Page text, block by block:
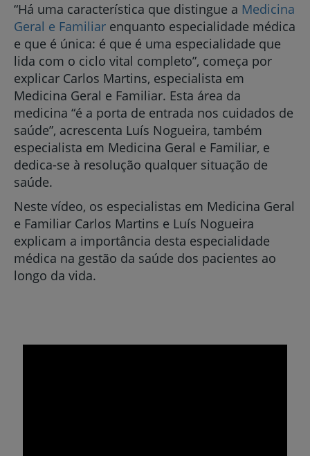
“Há uma característica que distingue a Medicina
Geral e Familiar enquanto especialidade médica
e que é única: é que é uma especialidade que
lida com o ciclo vital completo”, começa por
explicar Carlos Martins, especialista em
Medicina Geral e Familiar. Esta área da
medicina “é a porta de entrada nos cuidados de
saúde”, acrescenta Luís Nogueira, também
especialista em Medicina Geral e Familiar, e
dedica-se à resolução qualquer situação de
saúde.
Neste vídeo, os especialistas em Medicina Geral
e Familiar Carlos Martins e Luís Nogueira
explicam a importância desta especialidade
médica na gestão da saúde dos pacientes ao
longo da vida.